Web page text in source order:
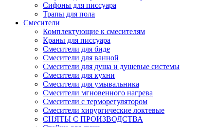
Сифоны для писсуара
Трапы для пола
Смесители
Комплектующие к смесителям
Краны для писсуара
Смесители для биде
Смесители для ванной
Смесители для душа и душевые системы
Смесители для кухни
Смесители для умывальника
Смесители мгновенного нагрева
Смесители с терморегулятором
Смесители хирургические локтевые
СНЯТЫ С ПРОИЗВОДСТВА